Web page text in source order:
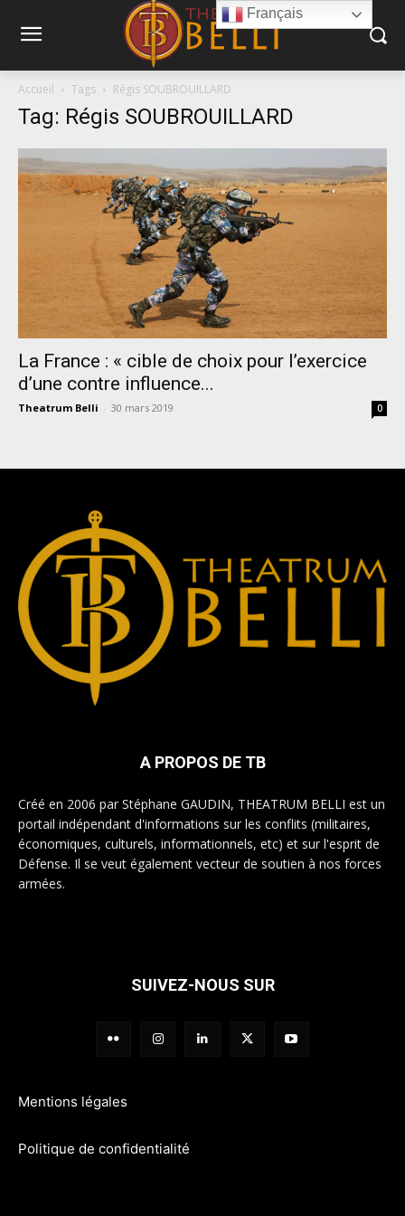
Accueil Tags Régis SOUBROUILLARD
Tag: Régis SOUBROUILLARD
La France : « cible de choix pour l’exercice
d’une contre influence...
Theatrum Belli - 30 mars 2019 0
A PROPOS DE TB
Créé en 2006 par Stéphane GAUDIN, THEATRUM BELLI est un
portail indépendant d'informations sur les conflits (militaires,
économiques, culturels, informationnels, etc) et sur l'esprit de
Défense. Il se veut également vecteur de soutien à nos forces
armées.
SUIVEZ-NOUS SUR
Mentions légales
Politique de confidentialité
Français